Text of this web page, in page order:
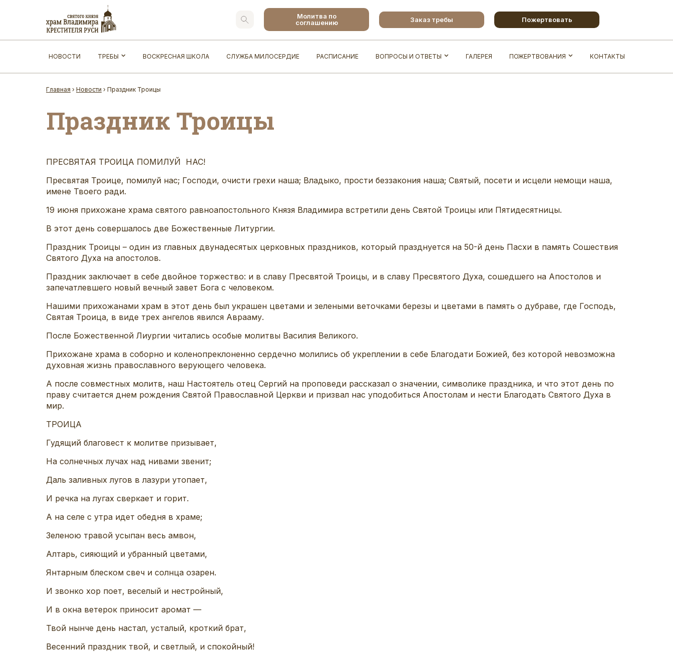
Молитва по
соглашению
Заказ требы Пожертвовать
НОВОСТИ ТРЕБЫ ВОСКРЕСНАЯ ШКОЛА СЛУЖБА МИЛОСЕРДИЕ РАСПИСАНИЕ ВОПРОСЫ И ОТВЕТЫ ГАЛЕРЕЯ ПОЖЕРТВОВАНИЯ КОНТАКТЫ
Главная › Новости › Праздник Троицы
Праздник Троицы
ПРЕСВЯТАЯ ТРОИЦА ПОМИЛУЙ НАС!
Пресвятая Троице, помилуй нас; Господи, очисти грехи наша; Владыко, прости беззакония наша; Святый, посети и исцели немощи наша,
имене Твоего ради.
19 июня прихожане храма святого равноапостольного Князя Владимира встретили день Святой Троицы или Пятидесятницы.
В этот день совершалось две Божественные Литургии.
Праздник Троицы – один из главных двунадесятых церковных праздников, который празднуется на 50-й день Пасхи в память Сошествия
Святого Духа на апостолов.
Праздник заключает в себе двойное торжество: и в славу Пресвятой Троицы, и в славу Пресвятого Духа, сошедшего на Апостолов и
запечатлевшего новый вечный завет Бога с человеком.
Нашими прихожанами храм в этот день был украшен цветами и зелеными веточками березы и цветами в память о дубраве, где Господь,
Святая Троица, в виде трех ангелов явился Аврааму.
После Божественной Лиургии читались особые молитвы Василия Великого.
Прихожане храма в соборно и коленопреклоненно сердечно молились об укреплении в себе Благодати Божией, без которой невозможна
духовная жизнь православного верующего человека.
А после совместных молитв, наш Настоятель отец Сергий на проповеди рассказал о значении, символике праздника, и что этот день по
праву считается днем рождения Святой Православной Церкви и призвал нас уподобиться Апостолам и нести Благодать Святого Духа в
мир.
ТРОИЦА
Гудящий благовест к молитве призывает,
На солнечных лучах над нивами звенит;
Даль заливных лугов в лазури утопает,
И речка на лугах сверкает и горит.
А на селе с утра идет обедня в храме;
Зеленою травой усыпан весь амвон,
Алтарь, сияющий и убранный цветами,
Янтарным блеском свеч и солнца озарен.
И звонко хор поет, веселый и нестройный,
И в окна ветерок приносит аромат —
Твой нынче день настал, усталый, кроткий брат,
Весенний праздник твой, и светлый, и спокойный!